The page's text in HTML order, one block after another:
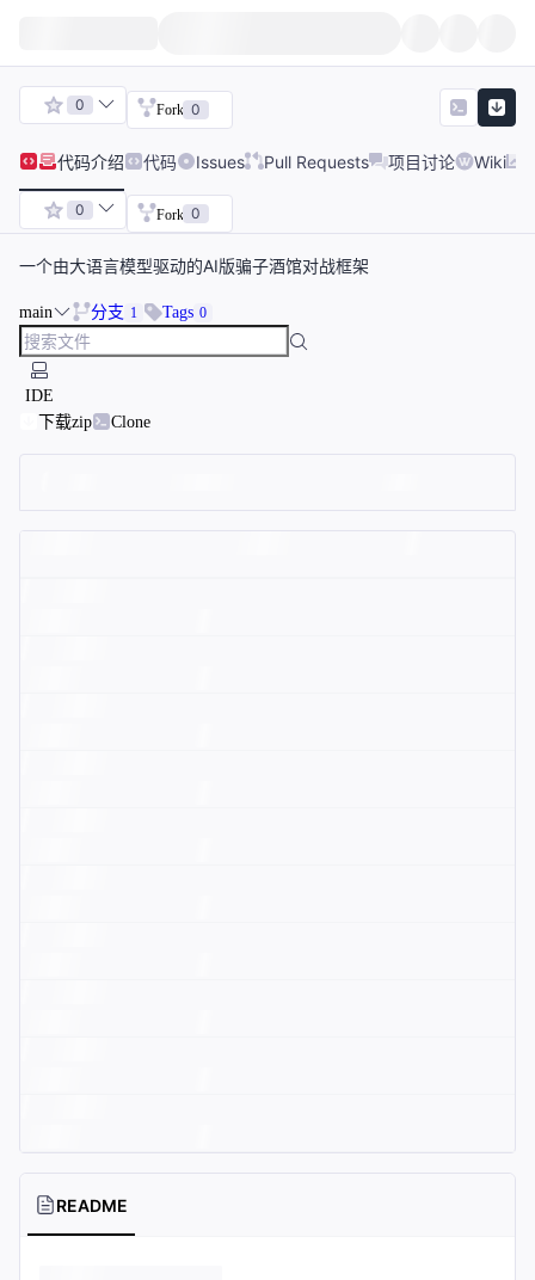
0 Fork 0
代码介绍 代码 Issues Pull Requests 项目讨论 Wiki
0 Fork 0
一个由大语言模型驱动的AI版骗子酒馆对战框架
main 分支 1 Tags 0
IDE
下载zip
Clone
README